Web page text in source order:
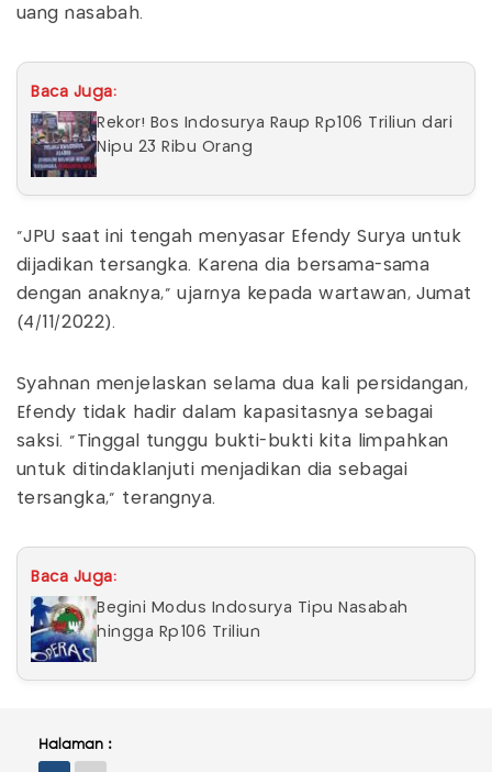
uang nasabah.
Baca Juga:
Rekor! Bos Indosurya Raup Rp106 Triliun dari
Nipu 23 Ribu Orang
"JPU saat ini tengah menyasar Efendy Surya untuk
dijadikan tersangka. Karena dia bersama-sama
dengan anaknya," ujarnya kepada wartawan, Jumat
(4/11/2022).
Syahnan menjelaskan selama dua kali persidangan,
Efendy tidak hadir dalam kapasitasnya sebagai
saksi. "Tinggal tunggu bukti-bukti kita limpahkan
untuk ditindaklanjuti menjadikan dia sebagai
tersangka," terangnya.
Baca Juga:
Begini Modus Indosurya Tipu Nasabah
hingga Rp106 Triliun
Halaman :